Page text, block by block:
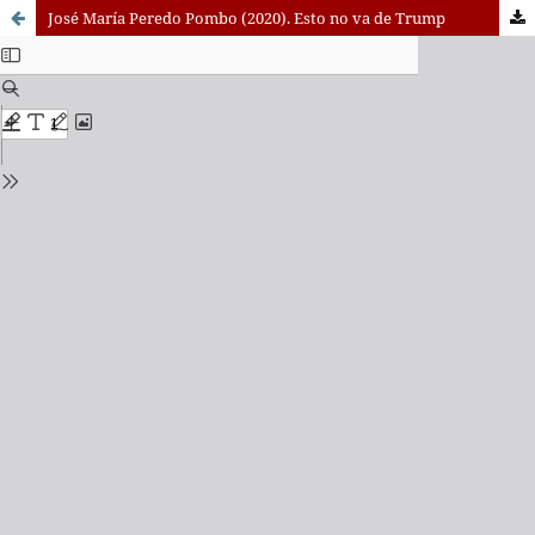
José María Peredo Pombo (2020). Esto no va de Trump